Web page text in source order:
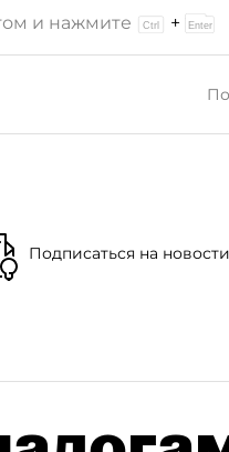
и нажмите +
Подписаться на новости